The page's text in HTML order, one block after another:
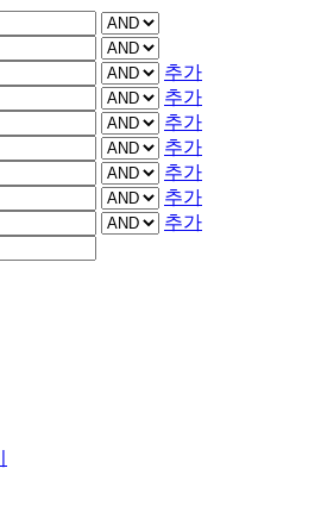
추가
추가
추가
추가
추가
추가
추가